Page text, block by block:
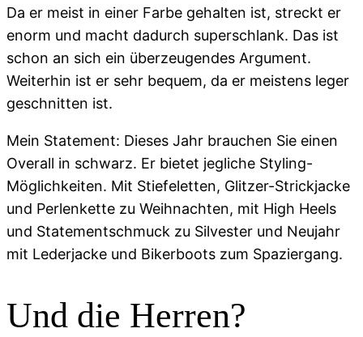
Da er meist in einer Farbe gehalten ist, streckt er
enorm und macht dadurch superschlank. Das ist
schon an sich ein überzeugendes Argument.
Weiterhin ist er sehr bequem, da er meistens leger
geschnitten ist.
Mein Statement: Dieses Jahr brauchen Sie einen
Overall in schwarz. Er bietet jegliche Styling-
Möglichkeiten. Mit Stiefeletten, Glitzer-Strickjacke
und Perlenkette zu Weihnachten, mit High Heels
und Statementschmuck zu Silvester und Neujahr
mit Lederjacke und Bikerboots zum Spaziergang.
Und die Herren?